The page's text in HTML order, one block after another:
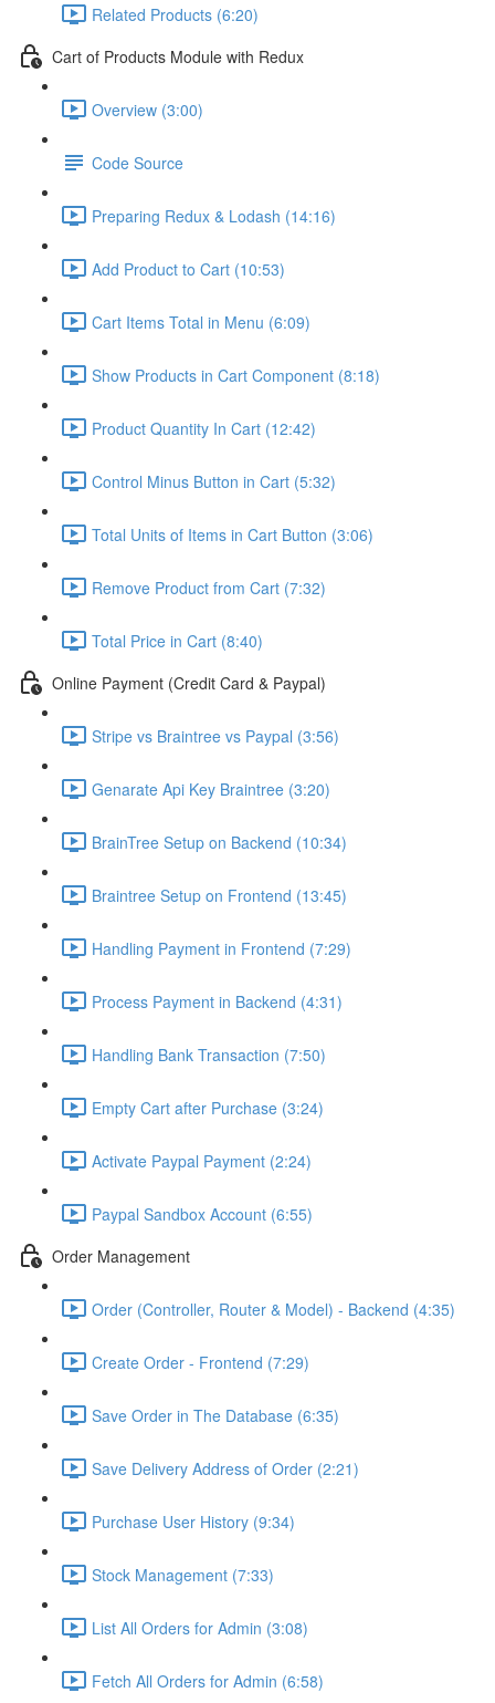
Related Products (6:20)
Cart of Products Module with Redux
Overview (3:00)
Code Source
Preparing Redux & Lodash (14:16)
Add Product to Cart (10:53)
Cart Items Total in Menu (6:09)
Show Products in Cart Component (8:18)
Product Quantity In Cart (12:42)
Control Minus Button in Cart (5:32)
Total Units of Items in Cart Button (3:06)
Remove Product from Cart (7:32)
Total Price in Cart (8:40)
Online Payment (Credit Card & Paypal)
Stripe vs Braintree vs Paypal (3:56)
Genarate Api Key Braintree (3:20)
BrainTree Setup on Backend (10:34)
Braintree Setup on Frontend (13:45)
Handling Payment in Frontend (7:29)
Process Payment in Backend (4:31)
Handling Bank Transaction (7:50)
Empty Cart after Purchase (3:24)
Activate Paypal Payment (2:24)
Paypal Sandbox Account (6:55)
Order Management
Order (Controller, Router & Model) - Backend (4:35)
Create Order - Frontend (7:29)
Save Order in The Database (6:35)
Save Delivery Address of Order (2:21)
Purchase User History (9:34)
Stock Management (7:33)
List All Orders for Admin (3:08)
Fetch All Orders for Admin (6:58)